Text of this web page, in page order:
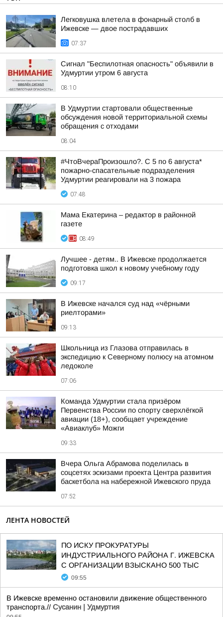
Легковушка влетела в фонарный столб в
Ижевске — двое пострадавших
07:37
Сигнал "Беспилотная опасность" объявили в
Удмуртии утром 6 августа
08:10
В Удмуртии стартовали общественные
обсуждения новой территориальной схемы
обращения с отходами
08:04
#ЧтоВчераПроизошло?. С 5 по 6 августа*
пожарно-спасательные подразделения
Удмуртии реагировали на 3 пожара
07:48
Мама Екатерина – редактор в районной
газете
08:49
Лучшее - детям.. В Ижевске продолжается
подготовка школ к новому учебному году
09:17
В Ижевске начался суд над «чёрными
риелторами»
09:13
Школьница из Глазова отправилась в
экспедицию к Северному полюсу на атомном
ледоколе
07:06
Команда Удмуртии стала призёром
Первенства России по спорту сверхлёгкой
авиации (18+), сообщает учреждение
«Авиаклуб» Можги
09:33
Вчера Ольга Абрамова поделилась в
соцсетях эскизами проекта Центра развития
баскетбола на набережной Ижевского пруда
07:52
ЛЕНТА НОВОСТЕЙ
ПО ИСКУ ПРОКУРАТУРЫ
ИНДУСТРИАЛЬНОГО РАЙОНА Г. ИЖЕВСКА
С ОРГАНИЗАЦИИ ВЗЫСКАНО 500 ТЫС
09:55
В Ижевске временно остановили движение общественного
транспорта.// Сусанин | Удмуртия